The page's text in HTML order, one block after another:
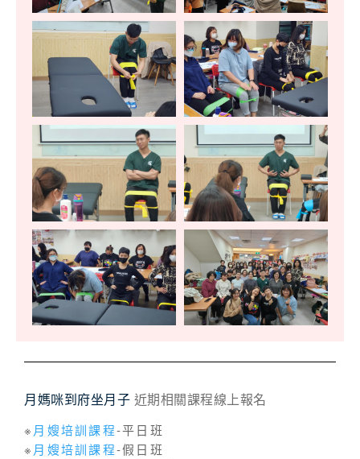
月媽咪到府坐月子 近期相關課程線上報名
※月嫂培訓課程-平日班
※月嫂培訓課程-假日班